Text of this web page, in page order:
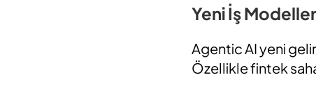
Yeni İş
Agentic AI yeni
Özellikle fintek